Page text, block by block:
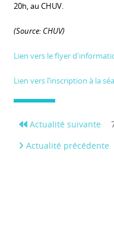
20h, au CHUV.
(Source: CHUV)
Lien vers le flyer
Lien vers l’inscription à la
Actualité suivante
Actualité précédente